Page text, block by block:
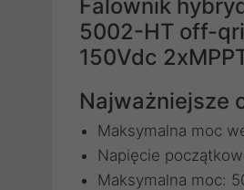
Falownik
5002-HT off-
150Vdc
Najważniejsze
Maksymalna moc
Napięcie
Maksymalna moc: